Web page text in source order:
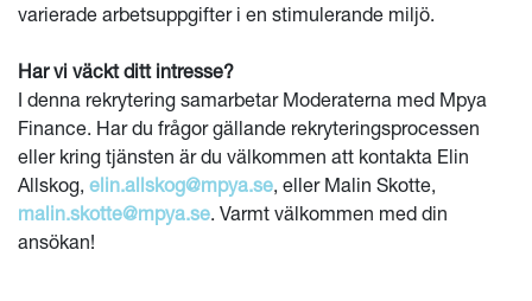
varierade arbetsuppgifter i en stimulerande miljö.
Har vi väckt ditt intresse?
I denna rekrytering samarbetar Moderaterna med Mpya
Finance. Har du frågor gällande rekryteringsprocessen
eller kring tjänsten är du välkommen att kontakta Elin
Allskog, elin.allskog@mpya.se, eller Malin Skotte,
malin.skotte@mpya.se. Varmt välkommen med din
ansökan!